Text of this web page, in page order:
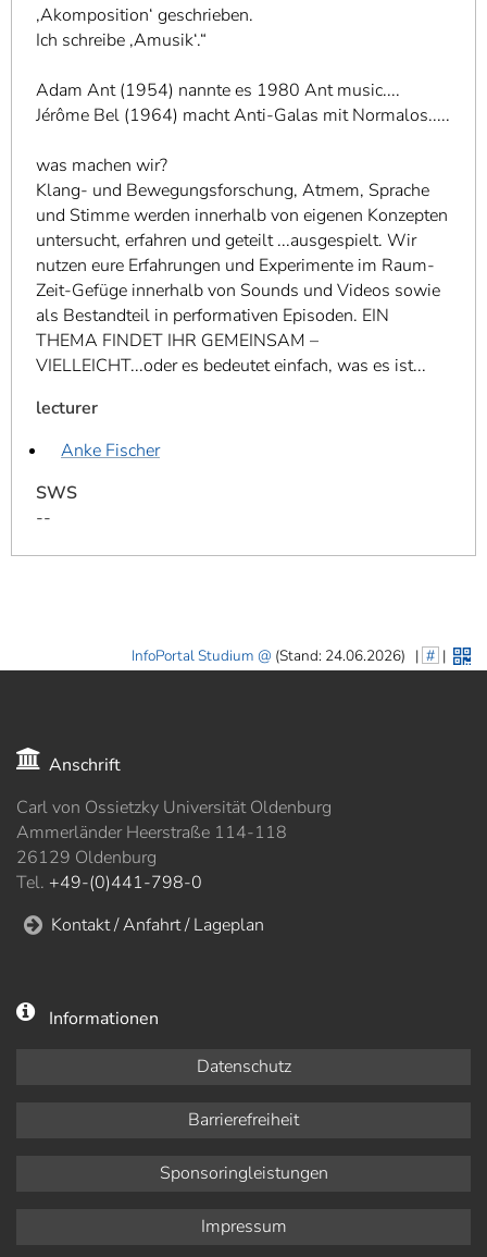
‚Akomposition‘ geschrieben.
Ich schreibe ‚Amusik‘.“
Adam Ant (1954) nannte es 1980 Ant music....
Jérôme Bel (1964) macht Anti-Galas mit Normalos.....
was machen wir?
Klang- und Bewegungsforschung, Atmem, Sprache
und Stimme werden innerhalb von eigenen Konzepten
untersucht, erfahren und geteilt ...ausgespielt. Wir
nutzen eure Erfahrungen und Experimente im Raum-
Zeit-Gefüge innerhalb von Sounds und Videos sowie
als Bestandteil in performativen Episoden. EIN
THEMA FINDET IHR GEMEINSAM –
VIELLEICHT...oder es bedeutet einfach, was es ist...
lecturer
Anke Fischer
SWS
--
InfoPortal Studium (Stand: 24.06.2026) | # |
Anschrift
Carl von Ossietzky Universität Oldenburg
Ammerländer Heerstraße 114-118
26129 Oldenburg
Tel. +49-(0)441-798-0
Kontakt / Anfahrt / Lageplan
Informationen
Datenschutz
Barrierefreiheit
Sponsoringleistungen
Impressum